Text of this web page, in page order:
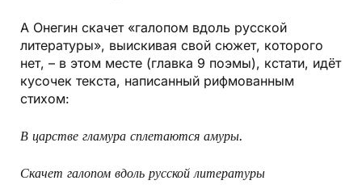
А Онегин скачет «галопом вдоль русской
литературы», выискивая свой сюжет, которого
нет, – в этом месте (главка 9 поэмы), кстати, идёт
кусочек текста, написанный рифмованным
стихом:
В царстве гламура сплетаются амуры.
Скачет галопом вдоль русской литературы